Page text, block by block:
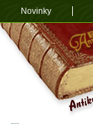
Novinky